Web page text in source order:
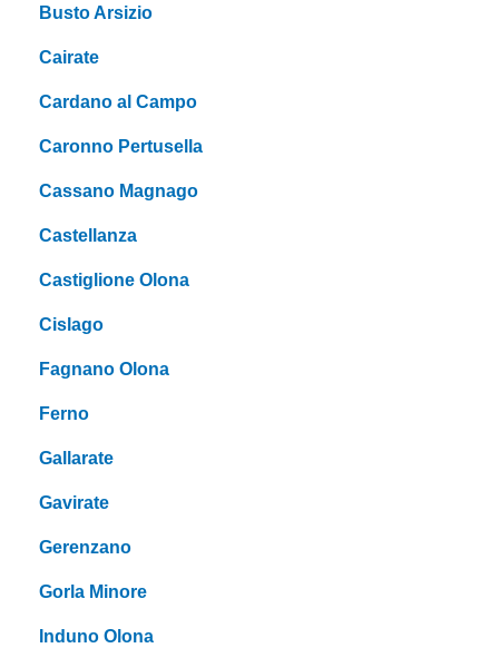
Busto Arsizio
Cairate
Cardano al Campo
Caronno Pertusella
Cassano Magnago
Castellanza
Castiglione Olona
Cislago
Fagnano Olona
Ferno
Gallarate
Gavirate
Gerenzano
Gorla Minore
Induno Olona